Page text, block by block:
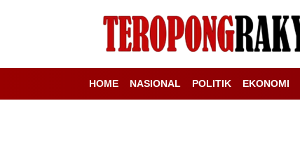
HOME NASIONAL POLITIK EKONOMI